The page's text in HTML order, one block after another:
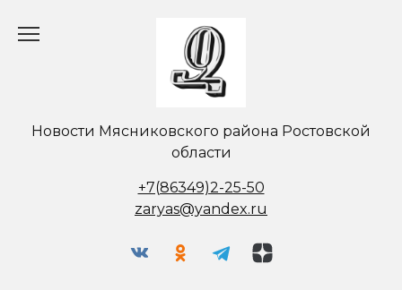
Новости Мясниковского района Ростовской
области
+7(86349)2-25-50
zaryas@yandex.ru